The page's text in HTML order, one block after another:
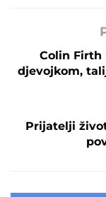
Colin Firth
djevojkom,
Prijatelji